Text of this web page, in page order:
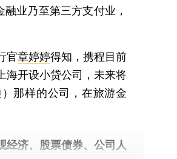
业乃至第三方支付业，
官章婷婷得知，携程目前
海开设小贷公司，未来将
那样的公司，在旅游金
经济、股票债券、公司人